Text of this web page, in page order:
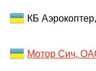
КБ
Мотор Сич,